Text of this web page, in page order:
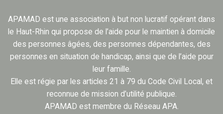
APAMAD est une association à but non lucratif opérant dans
le Haut-Rhin qui propose de l’aide pour le maintien à domicile
des personnes âgées, des personnes dépendantes, des
personnes en situation de handicap, ainsi que de l’aide pour
leur famille.
Elle est régie par les articles 21 à 79 du Code Civil Local, et
reconnue de mission d’utilité publique.
APAMAD est membre du Réseau APA.